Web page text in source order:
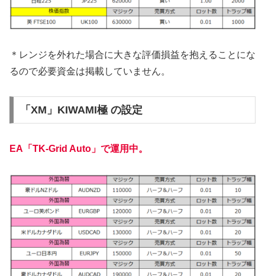
＊レンジを外れた場合に大きな評価損益を抱えることにな
るので必要資金は掲載していません。
「XM」KIWAMI極 の設定
EA「TK-Grid Auto」で運用中。